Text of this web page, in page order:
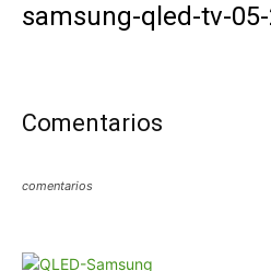
samsung-qled-tv-
Comentarios
comentarios